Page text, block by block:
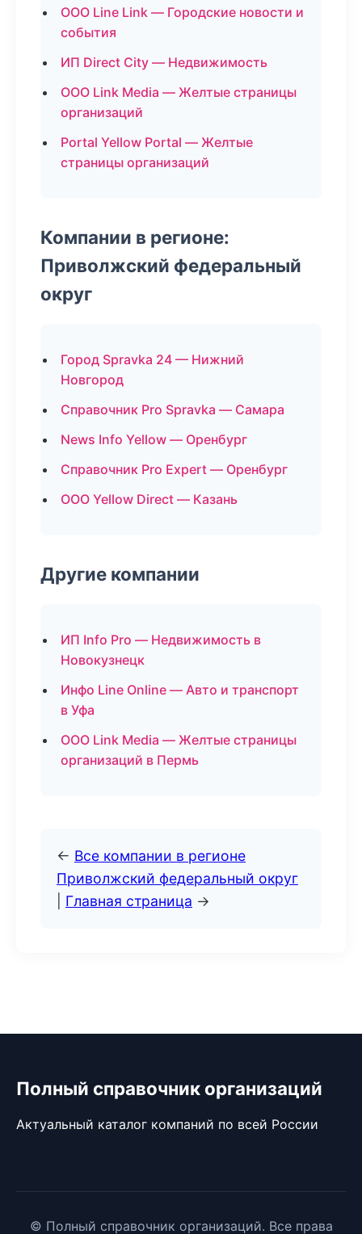
ООО Line Link — Городские новости и
события
ИП Direct City — Недвижимость
ООО Link Media — Желтые страницы
организаций
Portal Yellow Portal — Желтые
страницы организаций
Компании в регионе:
Приволжский федеральный
округ
Город Spravka 24 — Нижний
Новгород
Справочник Pro Spravka — Самара
News Info Yellow — Оренбург
Справочник Pro Expert — Оренбург
ООО Yellow Direct — Казань
Другие компании
ИП Info Pro — Недвижимость в
Новокузнецк
Инфо Line Online — Авто и транспорт
в Уфа
ООО Link Media — Желтые страницы
организаций в Пермь
← Все компании в регионе
Приволжский федеральный округ
Главная страница →
Полный справочник организаций
Актуальный каталог компаний по всей России
© Полный справочник организаций. Все права